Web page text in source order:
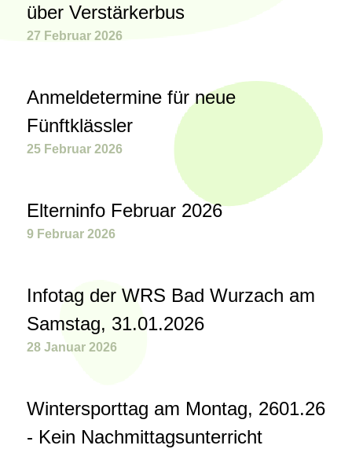
über Verstärkerbus
27 Februar 2026
Anmeldetermine für neue
Fünftklässler
25 Februar 2026
Elterninfo Februar 2026
9 Februar 2026
Infotag der WRS Bad Wurzach am
Samstag, 31.01.2026
28 Januar 2026
Wintersporttag am Montag, 2601.26
- Kein Nachmittagsunterricht